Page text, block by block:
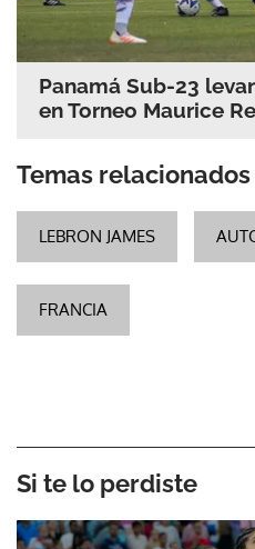
Panamá Sub-23
en Torneo Maurice
Temas relacionados
LEBRON JAMES
FRANCIA
Si te lo perdiste